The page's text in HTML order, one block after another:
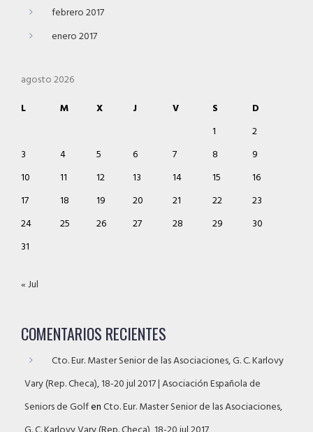
febrero 2017
enero 2017
agosto 2026
L
M X J V S
D
1
2
3
4 5 6 7 8
9
10
11 12 13 14 15
16
17
18 19 20 21 22
23
24
25 26 27 28 29
30
31
« Jul
COMENTARIOS RECIENTES
Cto. Eur. Master Senior de las Asociaciones, G. C. Karlovy
Vary (Rep. Checa), 18-20 jul 2017 | Asociación Española de
Seniors de GolfenCto. Eur. Master Senior de las Asociaciones,